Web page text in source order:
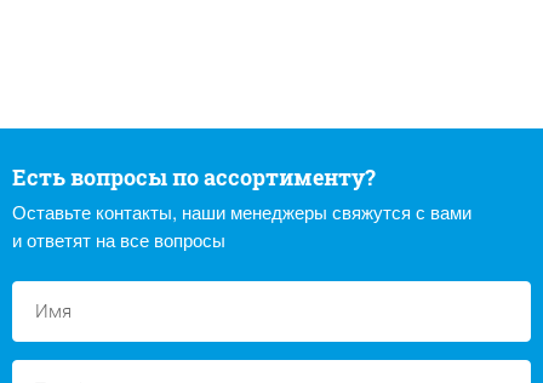
Есть вопросы по ассортименту?
Оставьте контакты, наши менеджеры свяжутся с вами
и ответят на все вопросы